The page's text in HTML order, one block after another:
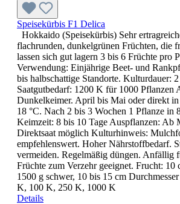
Speisekürbis F1 Delica
Hokkaido (Speisekürbis) Sehr
flachrunden, dunkelgrünen Früchten, die
lassen sich gut lagern 3 bis 6 Früchte pro
Verwendung: Einjährige Beet- und
bis halbschattige Standorte. Kulturdauer:
Saatgutbedarf: 1200 K für 1000 Pflanzen
Dunkelkeimer. April bis Mai oder direkt
18 °C. Nach 2 bis 3 Wochen 1 Pflanze in
Keimzeit: 8 bis 10 Tage Auspflanzen: Ab
Direktsaat möglich Kulturhinweis:
empfehlenswert. Hoher Nährstoffbedarf.
vermeiden. Regelmäßig düngen. Anfällig
Früchte zum Verzehr geeignet. Frucht: 10
1500 g schwer, 10 bis 15 cm
K, 100 K, 250 K, 1000 K
Details